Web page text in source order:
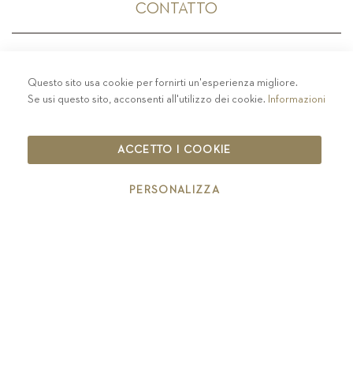
CONTATTO
PRIVACY-COLOPHON - COOKIE POLICY
CODICE ETICO
IT00126670215
Questo sito usa cookie per fornirti un'esperienza migliore.
Se usi questo sito, acconsenti all'utilizzo dei cookie. Informazioni
ACCETTO I COOKIE
PERSONALIZZA